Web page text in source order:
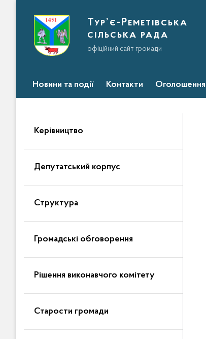
Тур’є-Реметівська
сільська рада
офіційний сайт громади
Новини та події Контакти Оголошення
Керівництво
Депутатський корпус
Структура
Громадські обговорення
Рішення виконавчого комітету
Старости громади